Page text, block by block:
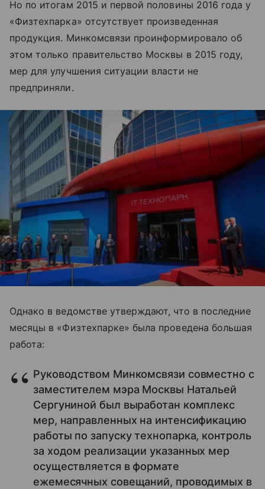
Но по итогам 2015 и первой половины 2016 года у
«Физтехпарка» отсутствует произведенная
продукция. Минкомсвязи проинформировало об
этом только правительство Москвы в 2015 году,
мер для улучшения ситуации власти не
предприняли.
Однако в ведомстве утверждают, что в последние
месяцы в «Физтехпарке» была проведена большая
работа:
Руководством Минкомсвязи совместно с
заместителем мэра Москвы Натальей
Сергуниной был выработан комплекс
мер, направленных на интенсификацию
работы по запуску технопарка, контроль
за ходом реализации указанных мер
осуществляется в формате
ежемесячных совещаний, проводимых в